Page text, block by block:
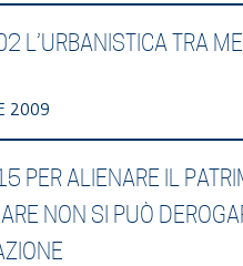
L’URBANISTICA TRA
2009
PER ALIENARE IL
NON SI PUÒ